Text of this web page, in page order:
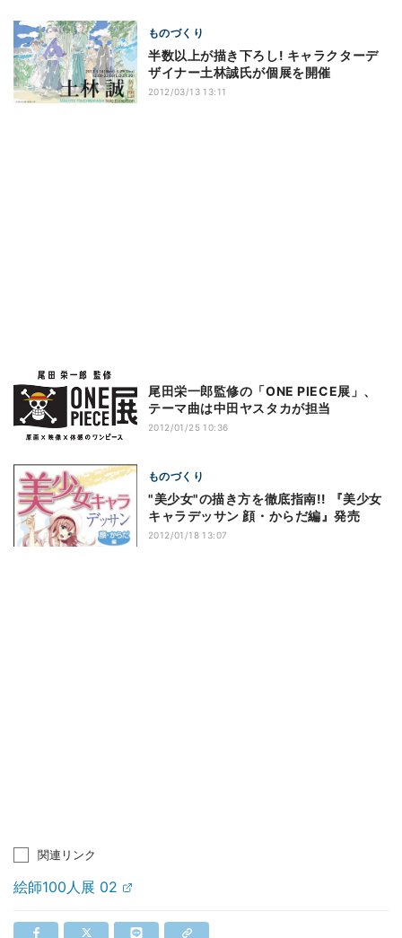
ものづくり
半数以上が描き下ろし! キャラクターデ
ザイナー土林誠氏が個展を開催
2012/03/13 13:11
尾田栄一郎監修の「ONE PIECE展」、
テーマ曲は中田ヤスタカが担当
2012/01/25 10:36
ものづくり
"美少女"の描き方を徹底指南!! 『美少女
キャラデッサン 顔・からだ編』発売
2012/01/18 13:07
関連リンク
絵師100人展 02